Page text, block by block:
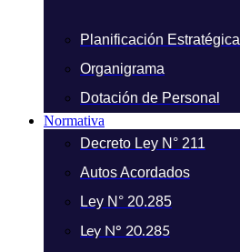
Planificación Estratégica
Organigrama
Dotación de Personal
Normativa
Decreto Ley N° 211
Autos Acordados
Ley N° 20.285
Ley N° 20.285